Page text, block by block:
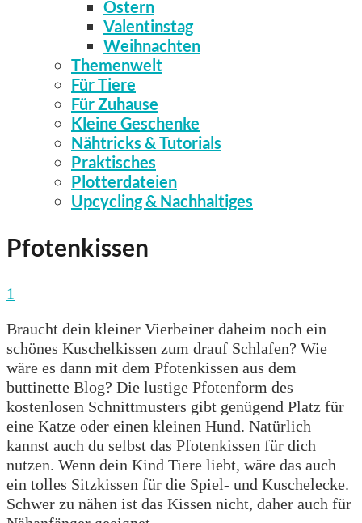
Ostern
Valentinstag
Weihnachten
Themenwelt
Für Tiere
Für Zuhause
Kleine Geschenke
Nähtricks & Tutorials
Praktisches
Plotterdateien
Upcycling & Nachhaltiges
Pfotenkissen
1
Braucht dein kleiner Vierbeiner daheim noch ein
schönes Kuschelkissen zum drauf Schlafen? Wie
wäre es dann mit dem Pfotenkissen aus dem
buttinette Blog? Die lustige Pfotenform des
kostenlosen Schnittmusters gibt genügend Platz für
eine Katze oder einen kleinen Hund. Natürlich
kannst auch du selbst das Pfotenkissen für dich
nutzen. Wenn dein Kind Tiere liebt, wäre das auch
ein tolles Sitzkissen für die Spiel- und Kuschelecke.
Schwer zu nähen ist das Kissen nicht, daher auch für